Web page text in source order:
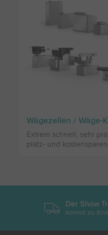
Wägezellen / Wäge-
Extrem schnell, sehr
platz- und
Der Show
kommt zu